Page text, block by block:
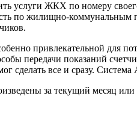
услуги ЖКХ по номеру
по жилищно-коммунальным
привлекательной для
передачи показаний
сделать все и сразу.
за текущий месяц